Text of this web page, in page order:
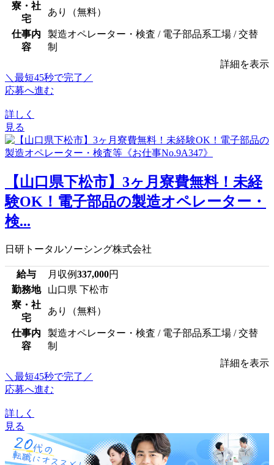
寮・社
宅
あり（無料）
仕事内
容
製造オペレーター・検査 / 電子部品系工場 / 交替
制
詳細を表示
＼最短45秒で完了／
応募へ進む
詳しく
見る
【山口県下松市】3ヶ月寮費無料！未経
験OK！電子部品の製造オペレーター・
検...
日研トータルソーシング株式会社
給与 月収例337,000円
勤務地
山口県 下松市
寮・社
宅
あり（無料）
仕事内
容
製造オペレーター・検査 / 電子部品系工場 / 交替
制
詳細を表示
＼最短45秒で完了／
応募へ進む
詳しく
見る